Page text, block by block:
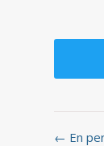
← En